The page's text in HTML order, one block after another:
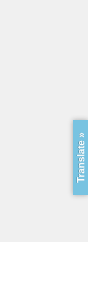
Translate »